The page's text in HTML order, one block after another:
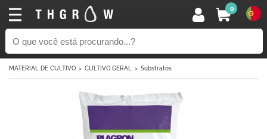
0
MATERIAL DE CULTIVO CULTIVO GERAL Substratos